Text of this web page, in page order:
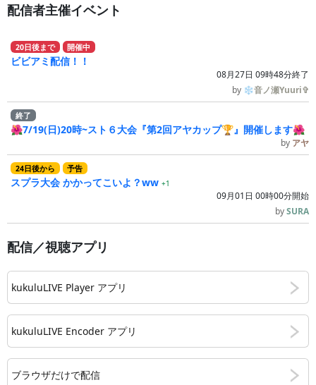
配信者主催イベント
20日後まで 開催中
ビビアミ配信！！
08月27日 09時48分終了
by ❄音ノ瀬Yuuri✞
終了
🌺7/19(日)20時~スト６大会『第2回アヤカップ🏆』開催します🌺
by アヤ
24日後から 予告
スプラ大会 かかってこいよ？ww +1
09月01日 00時00分開始
bySURA
配信／視聴アプリ
kukuluLIVE Player アプリ
kukuluLIVE Encoder アプリ
ブラウザだけで配信